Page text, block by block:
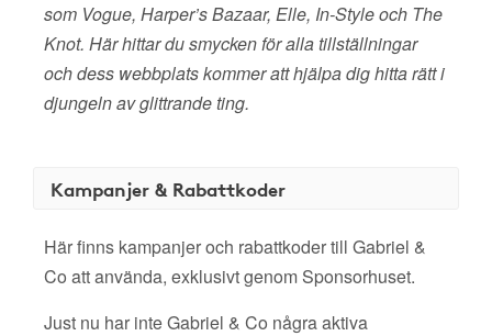
som Vogue, Harper’s Bazaar, Elle, In-Style och The
Knot. Här hittar du smycken för alla tillställningar
och dess webbplats kommer att hjälpa dig hitta rätt i
djungeln av glittrande ting.
Kampanjer & Rabattkoder
Här finns kampanjer och rabattkoder till Gabriel &
Co att använda, exklusivt genom Sponsorhuset.
Just nu har inte Gabriel & Co några aktiva